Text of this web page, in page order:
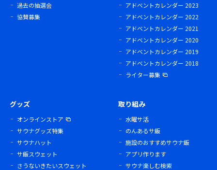
過去の抽選会
協賛募集
アドベントカレンダー 2023
アドベントカレンダー 2022
アドベントカレンダー 2021
アドベントカレンダー 2020
アドベントカレンダー 2019
アドベントカレンダー 2018
ライター募集
グッズ
オンラインストア
サウナグッズ特集
サウナハット
サ飯スウェット
さうないきたいスウェット
取り組み
水曜サ活
のんあるサ飯
施設のおすすめサウナ飯
アプリ作ります
サウナ楽しむ検索